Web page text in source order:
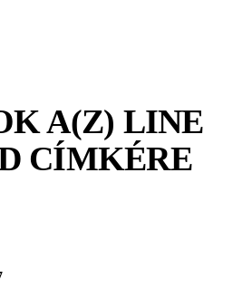
A(Z) LINE
CÍMKÉRE